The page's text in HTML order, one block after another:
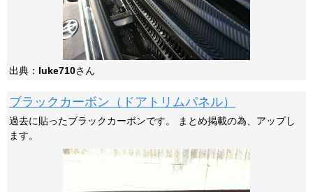
出典： luke710さん
ブラックカーボン（ドアトリムパネル）
過去に貼ったブラックカーボンです。 まとめ掲載の為、アップし
ます。